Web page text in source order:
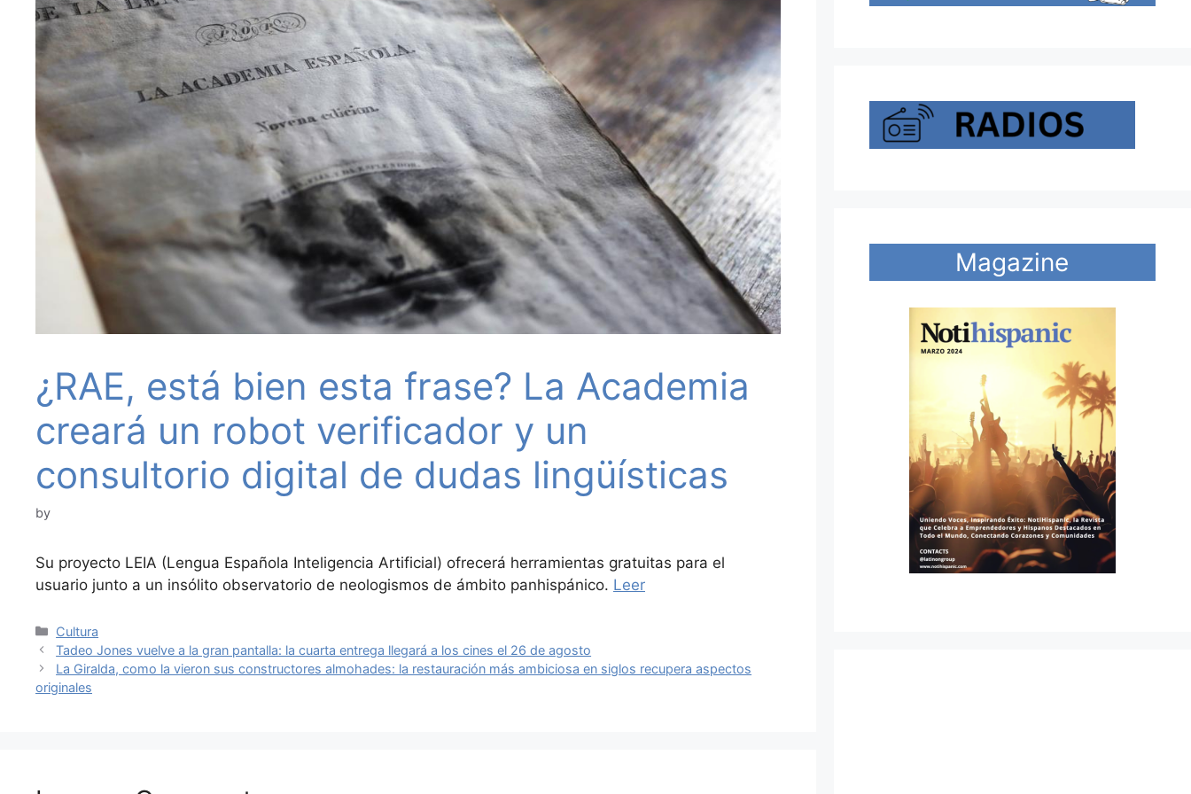
¿RAE, está bien esta frase? La Academia
creará un robot verificador y un
consultorio digital de dudas lingüísticas
by
Su proyecto LEIA (Lengua Española Inteligencia Artificial) ofrecerá herramientas gratuitas para el
usuario junto a un insólito observatorio de neologismos de ámbito panhispánico. Leer
Categories
Cultura
Tadeo Jones vuelve a la gran pantalla: la cuarta entrega llegará a los cines el 26 de agosto
La Giralda, como la vieron sus constructores almohades: la restauración más ambiciosa en siglos recupera aspectos
originales
Magazine